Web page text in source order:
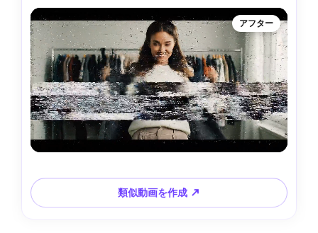
アフター
類似動画を作成 ↗